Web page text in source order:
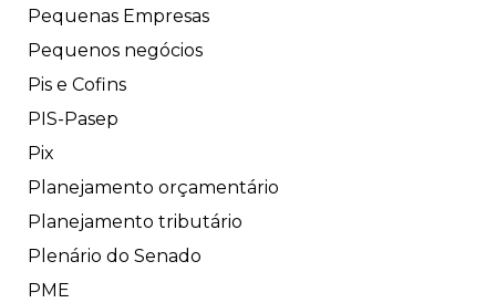
Pequenas Empresas
Pequenos negócios
Pis e Cofins
PIS-Pasep
Pix
Planejamento orçamentário
Planejamento tributário
Plenário do Senado
PME